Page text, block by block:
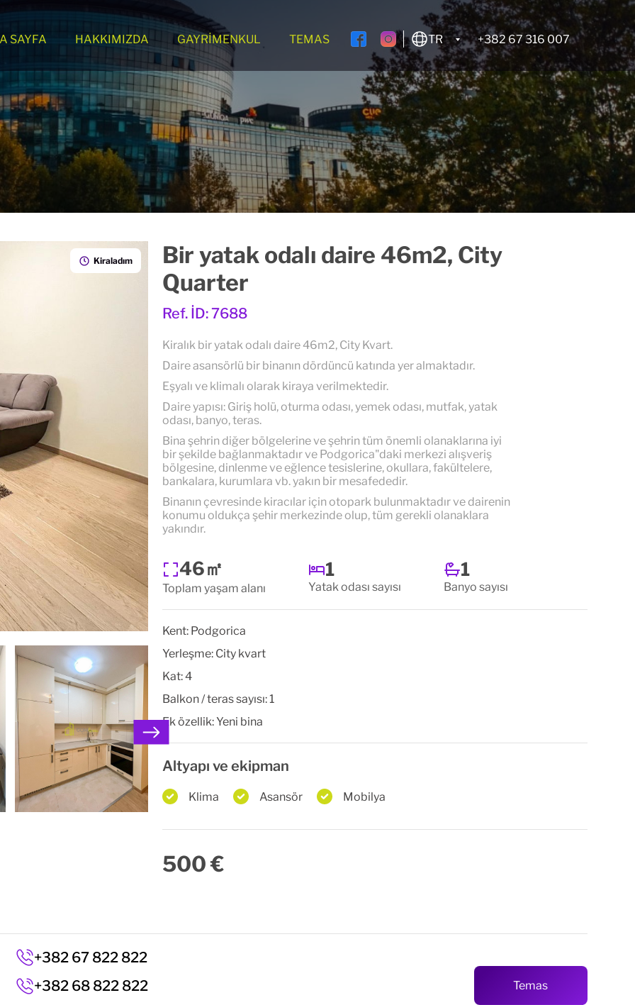
SAYFA HAKKIMIZDA GAYRİMENKUL TEMAS TR +382 67 316 007
Kiraladım
Bir yatak odalı daire 46m2, City
Quarter
Ref. İD: 7688
Kiralık bir yatak odalı daire 46m2, City Kvart.
Daire asansörlü bir binanın dördüncü katında yer almaktadır.
Eşyalı ve klimalı olarak kiraya verilmektedir.
Daire yapısı: Giriş holü, oturma odası, yemek odası, mutfak, yatak
odası, banyo, teras.
Bina şehrin diğer bölgelerine ve şehrin tüm önemli olanaklarına iyi
bir şekilde bağlanmaktadır ve Podgorica"daki merkezi alışveriş
bölgesine, dinlenme ve eğlence tesislerine, okullara, fakültelere,
bankalara, kurumlara vb. yakın bir mesafededir.
Binanın çevresinde kiracılar için otopark bulunmaktadır ve dairenin
konumu oldukça şehir merkezinde olup, tüm gerekli olanaklara
yakındır.
46㎡
Toplam yaşam alanı
1
Yatak odası sayısı
1
Banyo sayısı
Kent: Podgorica
Yerleşme: City kvart
Kat:4
Balkon / teras sayısı:1
Ek özellik:Yeni bina
Altyapı ve ekipman
Klima Asansör Mobilya
500 €
+382 67 822 822
+382 68 822 822
Temas